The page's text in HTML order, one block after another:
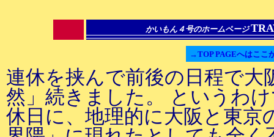
かいもん４号のホームページ
→TOP PAGEへはここ
連休を挟んで前後の日程で大
然」続きました。 というわ
休日に、地理的に大阪と東京